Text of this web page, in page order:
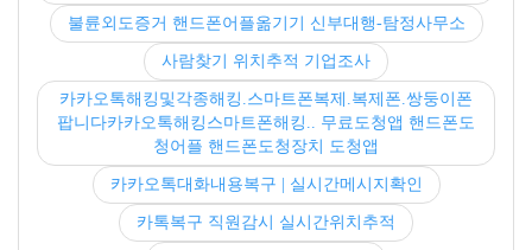
불륜외도증거 핸드폰어플옮기기 신부대행-탐정사무소
사람찾기 위치추적 기업조사
카카오톡해킹및각종해킹.스마트폰복제.복제폰.쌍둥이폰
팝니다카카오톡해킹스마트폰해킹.. 무료도청앱 핸드폰도
청어플 핸드폰도청장치 도청앱
카카오톡대화내용복구 | 실시간메시지확인
카톡복구 직원감시 실시간위치추적